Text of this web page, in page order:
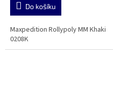
Do košíku
Maxpedition Rollypoly MM Khaki
0208K